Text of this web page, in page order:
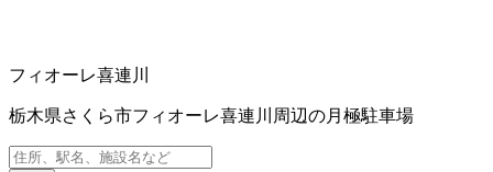
フィオーレ喜連川
栃木県さくら市フィオーレ喜連川周辺の月極駐車場